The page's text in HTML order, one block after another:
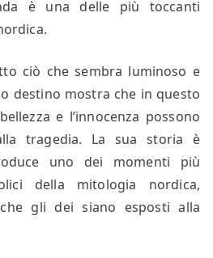
è una delle più toccanti
ciò che sembra luminoso e
destino mostra che in questo
e l’innocenza possono
tragedia. La sua storia è
uno dei momenti più
della mitologia nordica,
gli dei siano esposti alla